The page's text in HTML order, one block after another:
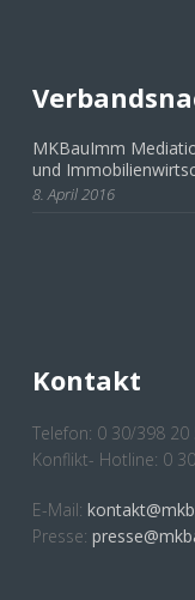
MKBauImm
und
8. April 2016
Kontakt
Telefon: 0 30/398 20
Konflikt- Hotline: 0
E-Mail:
Presse: